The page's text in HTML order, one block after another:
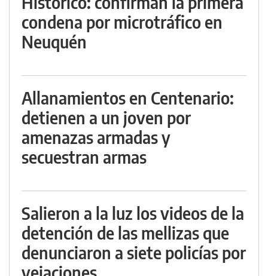
condena por microtráfico en
Neuquén
Allanamientos en Centenario:
detienen a un joven por
amenazas armadas y
secuestran armas
Salieron a la luz los videos de la
detención de las mellizas que
denunciaron a siete policías por